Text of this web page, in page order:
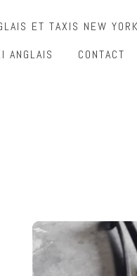
ET TAXIS NEW
ANGLAIS CONTACT